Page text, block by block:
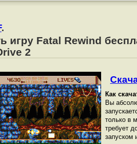
.
игру Fatal Rewind
2
Как
Вы
только в
требует
запуском